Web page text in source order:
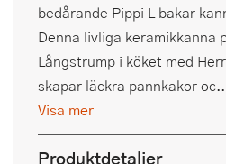
bedårande Pippi L bakar
Denna livliga keramikkanna
Långstrump i köket med
skapar läckra pannkakor
Visa mer
Produktdetaljer